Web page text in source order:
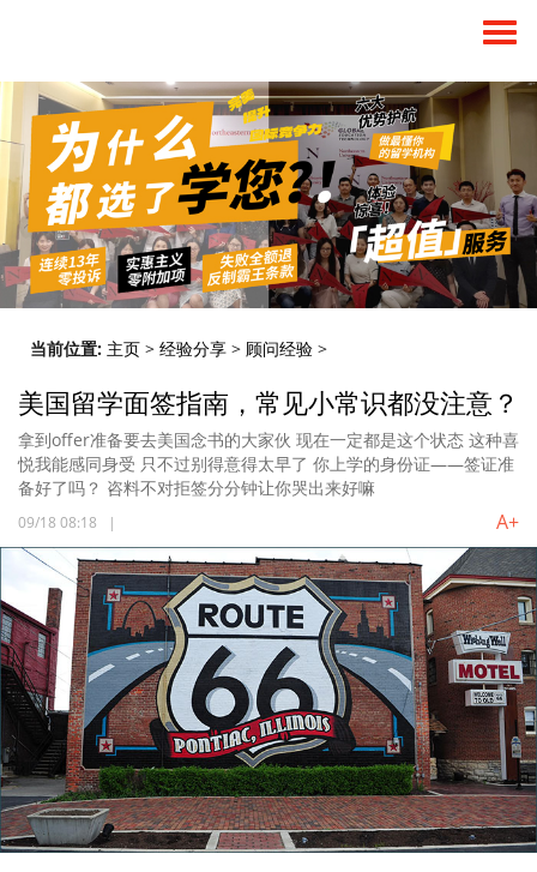
当前位置: 主页 > 经验分享 > 顾问经验 >
美国留学面签指南，常见小常识都没注意？
拿到offer准备要去美国念书的大家伙 现在一定都是这个状态 这种喜
悦我能感同身受 只不过别得意得太早了 你上学的身份证——签证准
备好了吗？ 咨料不对拒签分分钟让你哭出来好嘛
09/18 08:18 | A+